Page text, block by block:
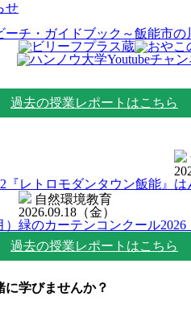
せ
ーチ・ガイドブック～飯能市
過去の授業レポートはこちら
レトロモダンタウン飯能』 は
自然環境教育
2026.09.18 （金）
緑のカーテンコンクール2026
過去の授業レポートはこちら
学びませんか？